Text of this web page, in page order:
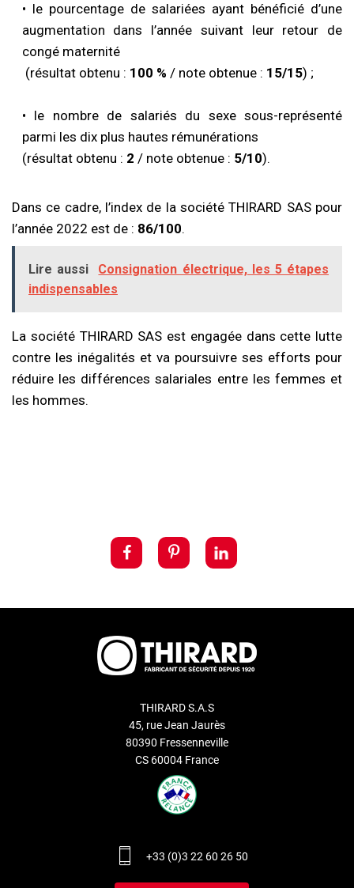
• le pourcentage de salariées ayant bénéficié d’une
augmentation dans l’année suivant leur retour de
congé maternité
(résultat obtenu : 100 % / note obtenue : 15/15) ;
• le nombre de salariés du sexe sous-représenté
parmi les dix plus hautes rémunérations
(résultat obtenu : 2 / note obtenue : 5/10).
Dans ce cadre, l’index de la société THIRARD SAS pour
l’année 2022 est de : 86/100.
Lire aussi
Consignation électrique, les 5 étapes
indispensables
La société THIRARD SAS est engagée dans cette lutte
contre les inégalités et va poursuivre ses efforts pour
réduire les différences salariales entre les femmes et
les hommes.
THIRARD S.A.S
45, rue Jean Jaurès
80390 Fressenneville
CS 60004 France
+33 (0)3 22 60 26 50